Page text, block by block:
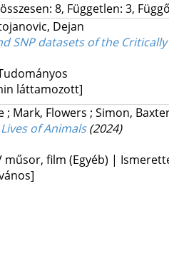
8, Független: 3,
Dejan
SNP datasets of the
láttamozott]
; Mark, Flowers ; Simon,
of Animals (2024)
műsor, film (Egyéb) |